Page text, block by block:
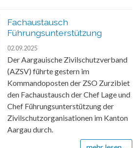
Fachaustausch
Führungsunterstützung
02.09.2025
Der Aargauische Zivilschutzverband
(AZSV) führte gestern im
Kommandoposten der ZSO Zurzibiet
den Fachaustausch der Chef Lage und
Chef Führungsunterstützung der
Zivilschutzorganisationen im Kanton
Aargau durch.